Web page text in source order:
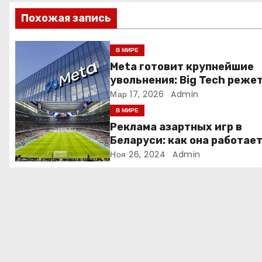
и
п
о
з
а
Похожая запись
В МИРЕ
Meta готовит крупнейшие
увольнения: Big Tech режет
людей ради искусственного
интеллекта
Мар 17, 2026 Admin
В МИРЕ
Реклама азартных игр в
Беларуси: как она работает
Ноя 26, 2024 Admin